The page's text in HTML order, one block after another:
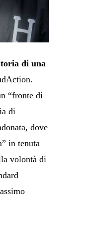
di una
“fronte di
di
dove
in tenuta
volontà di